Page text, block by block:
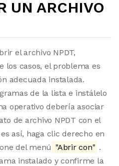
UN ARCHIVO
el archivo NPDT,
los casos, el problema es
adecuada instalada.
de la lista e instálelo
operativo debería asociar
de archivo NPDT con el
así, haga clic derecho en
del menú "Abrir con" .
instalado y confirme la